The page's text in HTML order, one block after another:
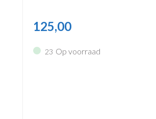
125,00
23 Op voorraad